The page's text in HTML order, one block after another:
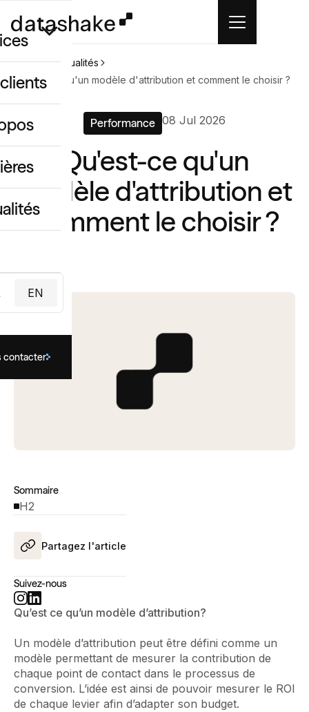
créatif IA
EN
contacter
Accueil
Actualités
Qu'est-ce qu'un modèle d'attribution et comment le choisir ?
Performance 08 Jul 2026
Qu'est-ce qu'un
modèle d'attribution et
comment le choisir ?
Sommaire
H2
Partagez l'article
Suivez-nous
Qu’est ce qu’un modèle d’attribution?
Un modèle d’attribution peut être défini comme un
modèle permettant de mesurer la contribution de
chaque point de contact dans le processus de
conversion. L’idée est ainsi de pouvoir mesurer le ROI
de chaque levier afin d’adapter son budget.